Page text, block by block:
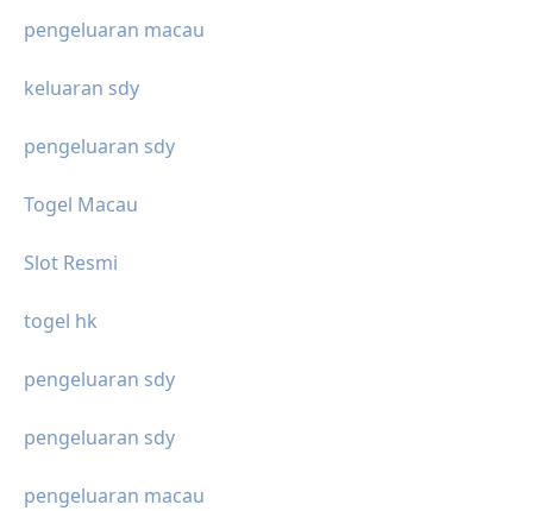
pengeluaran macau
keluaran sdy
pengeluaran sdy
Togel Macau
Slot Resmi
togel hk
pengeluaran sdy
pengeluaran sdy
pengeluaran macau